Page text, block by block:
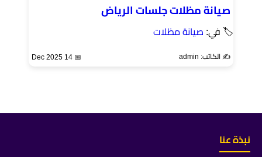
صيانة مظلات جلسات الرياض
🏷 في: صيانة مظلات
✍️ الكاتب: admin 📅 14 Dec 2025
نبذة عنا